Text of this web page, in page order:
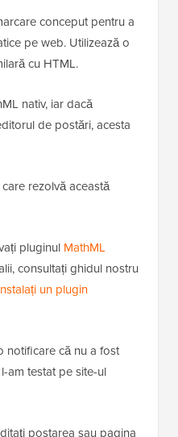
conceput pentru a
pe web. Utilizează o
cu HTML.
nativ, iar dacă
de postări, acesta
rezolvă această
pluginul MathML
consultați ghidul nostru
un plugin
notificare că nu a fost
am testat pe site-ul
postarea sau pagina